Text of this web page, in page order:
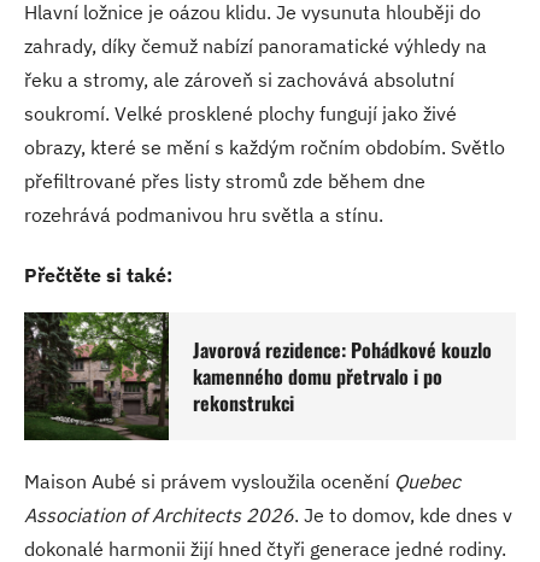
Hlavní ložnice je oázou klidu. Je vysunuta hlouběji do
zahrady, díky čemuž nabízí panoramatické výhledy na
řeku a stromy, ale zároveň si zachovává absolutní
soukromí. Velké prosklené plochy fungují jako živé
obrazy, které se mění s každým ročním obdobím. Světlo
přefiltrované přes listy stromů zde během dne
rozehrává podmanivou hru světla a stínu.
Přečtěte si také:
Javorová rezidence: Pohádkové kouzlo
kamenného domu přetrvalo i po
rekonstrukci
Maison Aubé si právem vysloužila ocenění Quebec
Association of Architects 2026. Je to domov, kde dnes v
dokonalé harmonii žijí hned čtyři generace jedné rodiny.